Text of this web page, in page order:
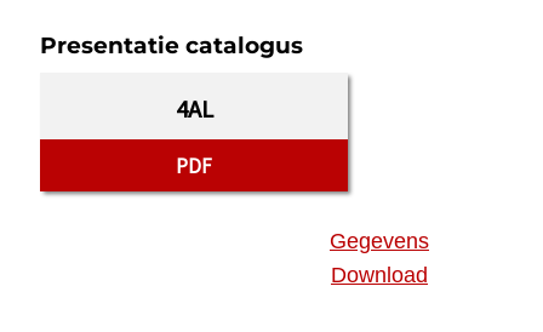
Presentatie catalogus
4AL
PDF
Gegevens
Download